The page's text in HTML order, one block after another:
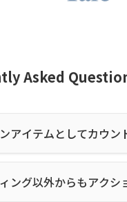
Asked
アイテムとしてカウン
ング以外からもアクシ